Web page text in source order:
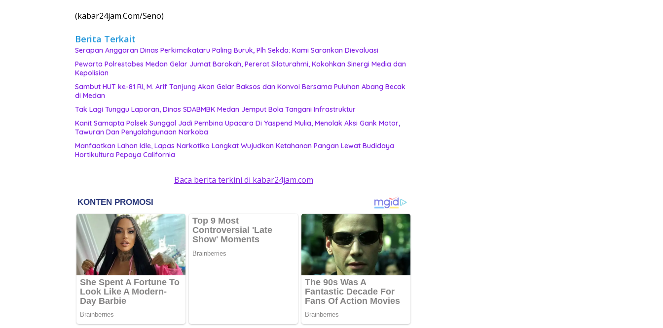
(kabar24jam.Com/Seno)
Berita Terkait
Serapan Anggaran Dinas Perkimcikataru Paling Buruk, Plh Sekda: Kami Sarankan Dievaluasi
Pewarta Polrestabes Medan Gelar Jumat Barokah, Pererat Silaturahmi, Kokohkan Sinergi Media dan
Kepolisian
‎Sambut HUT ke-81 RI, M. Arif Tanjung Akan Gelar Baksos dan Konvoi Bersama Puluhan Abang Becak
di Medan
Tak Lagi Tunggu Laporan, Dinas SDABMBK Medan Jemput Bola Tangani Infrastruktur
Kanit Samapta Polsek Sunggal Jadi Pembina Upacara Di Yaspend Mulia, Menolak Aksi Gank Motor,
Tawuran Dan Penyalahgunaan Narkoba
Manfaatkan Lahan Idle, Lapas Narkotika Langkat Wujudkan Ketahanan Pangan Lewat Budidaya
Hortikultura Pepaya California
Baca berita terkini di kabar24jam.com